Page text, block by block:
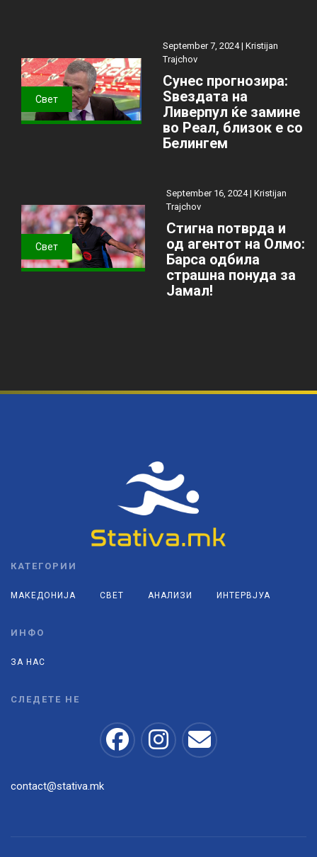
Свет
September 7, 2024 | Kristijan
Trajchov
Сунес прогнозира:
Ѕвездата на
Ливерпул ќе замине
во Реал, близок е со
Белингем
Свет
September 16, 2024 | Kristijan
Trajchov
Стигна потврда и
од агентот на Олмо:
Барса одбила
страшна понуда за
Јамал!
КАТЕГОРИИ
МАКЕДОНИЈА СВЕТ АНАЛИЗИ ИНТЕРВЈУА
ИНФО
ЗА НАС
СЛЕДЕТЕ НЕ
contact@stativa.mk